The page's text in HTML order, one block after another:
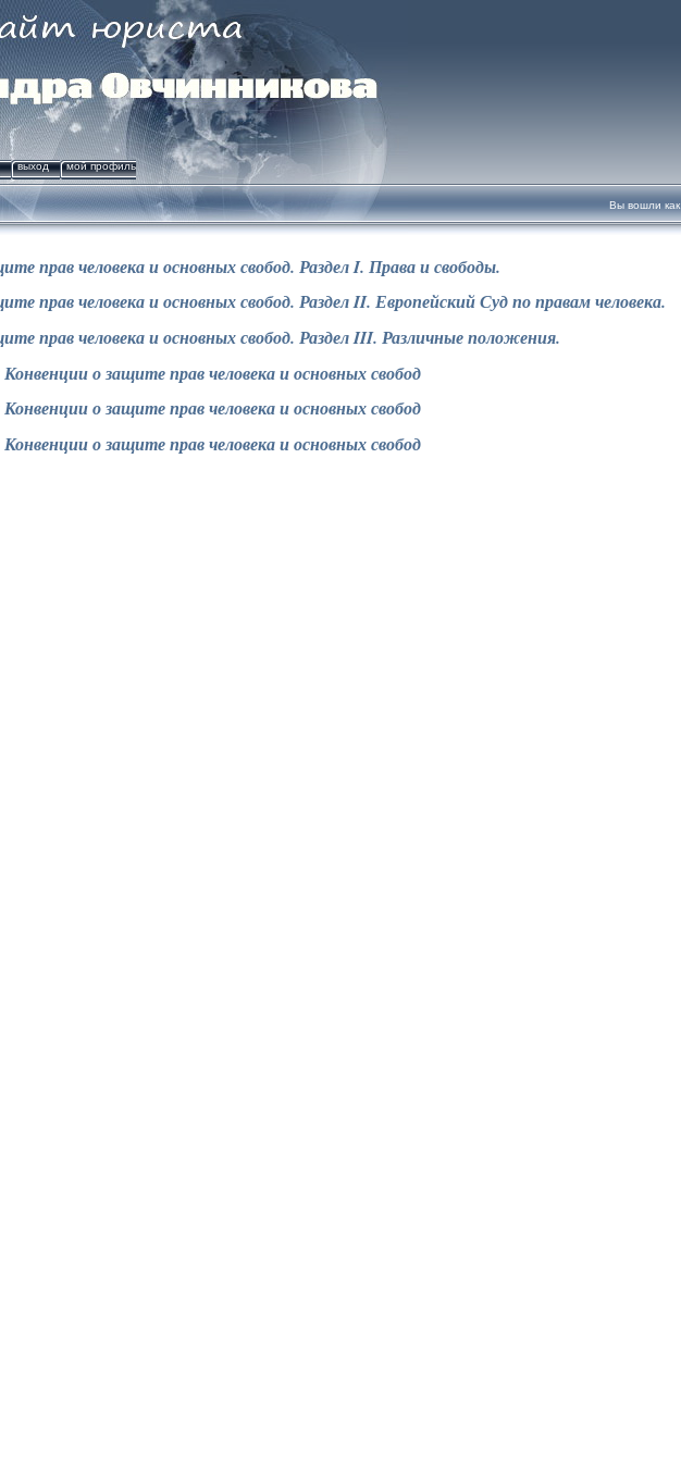
мой профиль
выход
Вы вошли как
прав человека и основных свобод. РазделI. Права и свободы.
прав человека и основных свобод. РазделII. Европейский Суд по правам человека.
прав человека и основных свобод. РазделIII. Различные положения.
Конвенции о защите прав человека и основных свобод
Конвенции о защите прав человека и основных свобод
Конвенции о защите прав человека и основных свобод